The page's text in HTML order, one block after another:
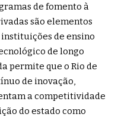
de fomento à
são elementos
de ensino
de longo
permite que o Rio de
de inovação,
a competitividade
do estado como